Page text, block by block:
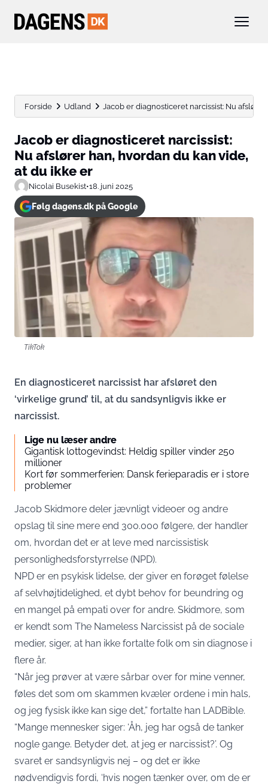
Forside Udland Jacob er diagnosticeret narcissist: Nu afslører
Jacob er diagnosticeret narcissist:
Nu afslører han, hvordan du kan vide,
at du ikke er
Nicolai Busekist•18. juni 2025
Følg dagens.dk på Google
TikTok
En diagnosticeret narcissist har afsløret den
‘virkelige grund’ til, at du sandsynligvis ikke er
narcissist.
Lige nu læser andre
Gigantisk lottogevindst: Heldig spiller vinder 250
millioner
Kort før sommerferien: Dansk ferieparadis er i store
problemer
Jacob Skidmore deler jævnligt videoer og andre
opslag til sine mere end 300.000 følgere, der handler
om, hvordan det er at leve med narcissistisk
personlighedsforstyrrelse (NPD).
NPD er en psykisk lidelse, der giver en forøget følelse
af selvhøjtidelighed, et dybt behov for beundring og
en mangel på empati over for andre. Skidmore, som
er kendt som The Nameless Narcissist på de sociale
medier, siger, at han ikke fortalte folk om sin diagnose i
flere år.
“Når jeg prøver at være sårbar over for mine venner,
føles det som om skammen kvæler ordene i min hals,
og jeg fysisk ikke kan sige det,” fortalte han LADBible.
“Mange mennesker siger: ‘Åh, jeg har også de tanker
nogle gange. Betyder det, at jeg er narcissist?’. Og
svaret er sandsynligvis nej – og det er ikke
nødvendigvis fordi, ‘hvis nogen tænker over, om de er